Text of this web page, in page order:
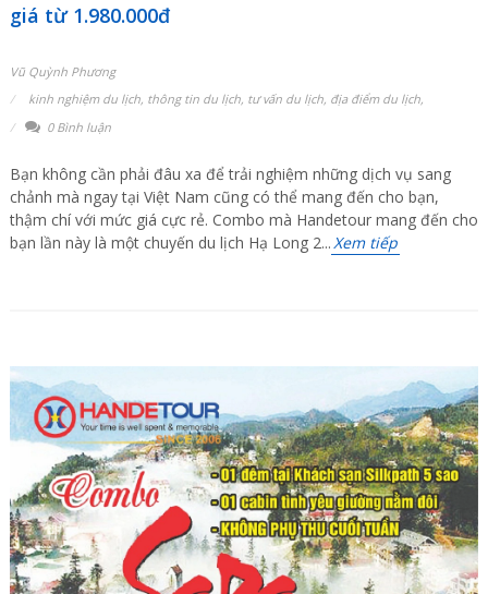
giá từ 1.980.000đ
Vũ Quỳnh Phương
kinh nghiệm du lịch, thông tin du lịch, tư vấn du lịch, địa điểm du lịch,
0 Bình luận
Bạn không cần phải đâu xa để trải nghiệm những dịch vụ sang
chảnh mà ngay tại Việt Nam cũng có thể mang đến cho bạn,
thậm chí với mức giá cực rẻ. Combo mà Handetour mang đến cho
bạn lần này là một chuyến du lịch Hạ Long 2...Xem tiếp